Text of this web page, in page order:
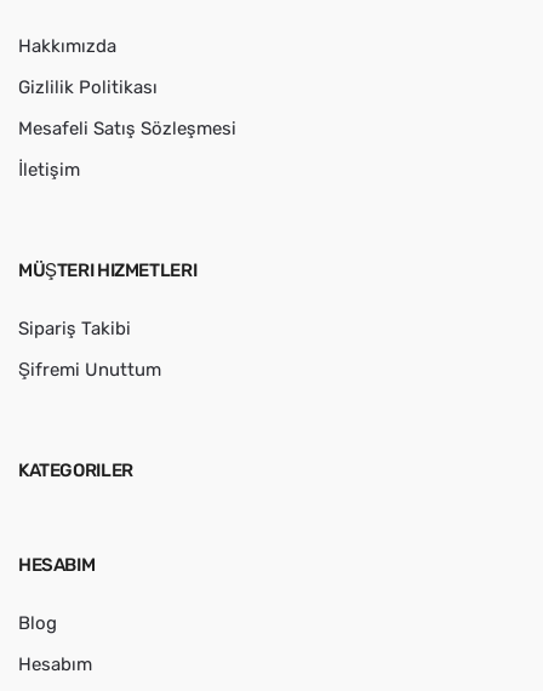
Hakkımızda
Gizlilik Politikası
Mesafeli Satış Sözleşmesi
İletişim
MÜŞTERI HIZMETLERI
Sipariş Takibi
Şifremi Unuttum
KATEGORILER
HESABIM
Blog
Hesabım